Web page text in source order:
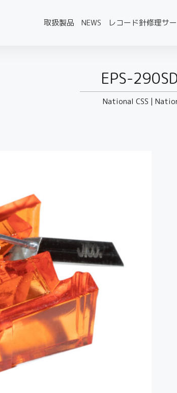
取扱製品 NEWS レコード針修理サ
EPS-
National CSS |